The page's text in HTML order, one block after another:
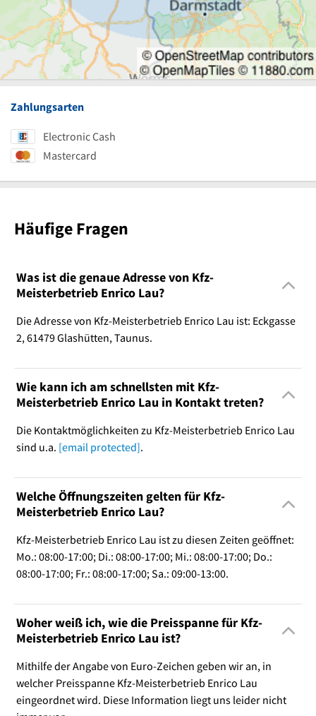
Zahlungsarten
Electronic Cash
Mastercard
Häufige Fragen
Was ist die genaue Adresse von Kfz-
Meisterbetrieb Enrico Lau?
Die Adresse von Kfz-Meisterbetrieb Enrico Lau ist: Eckgasse
2, 61479 Glashütten, Taunus.
Wie kann ich am schnellsten mit Kfz-
Meisterbetrieb Enrico Lau in Kontakt treten?
Die Kontaktmöglichkeiten zu Kfz-Meisterbetrieb Enrico Lau
sind u.a. [email protected].
Welche Öffnungszeiten gelten für Kfz-
Meisterbetrieb Enrico Lau?
Kfz-Meisterbetrieb Enrico Lau ist zu diesen Zeiten geöffnet:
Mo.: 08:00-17:00; Di.: 08:00-17:00; Mi.: 08:00-17:00; Do.:
08:00-17:00; Fr.: 08:00-17:00; Sa.: 09:00-13:00.
Woher weiß ich, wie die Preisspanne für Kfz-
Meisterbetrieb Enrico Lau ist?
Mithilfe der Angabe von Euro-Zeichen geben wir an, in
welcher Preisspanne Kfz-Meisterbetrieb Enrico Lau
eingeordnet wird. Diese Information liegt uns leider nicht